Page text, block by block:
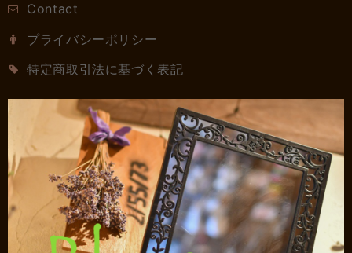
Contact
プライバシーポリシー
特定商取引法に基づく表記